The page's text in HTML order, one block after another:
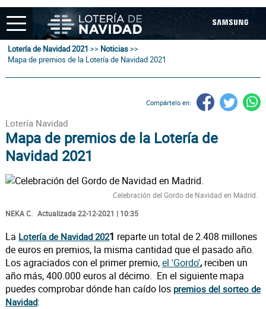
Lotería de Navidad 2021 >> Noticias>>
Mapa de premios de la Lotería de Navidad 2021
Compártelo en:
Lotería Navidad
Mapa de premios de la Lotería de
Navidad 2021
Celebración del Gordo de Navidad en Madrid.
NEKA C. Actualizada 22-12-2021 | 10:35
La Lotería de Navidad 2021 reparte un total de 2.408 millones
de euros en premios, la misma cantidad que el pasado año.
Los agraciados con el primer premio,el 'Gordo',reciben un
año más, 400.000 euros al décimo. En el siguiente mapa
puedes comprobar dónde han caído los premios del sorteo de
Navidad: